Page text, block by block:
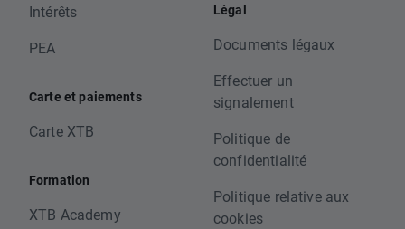
Intérêts
PEA
Carte et paiements
Carte XTB
Formation
XTB Academy
Légal
Documents légaux
Effectuer un
signalement
Politique de
confidentialité
Politique relative aux
cookies